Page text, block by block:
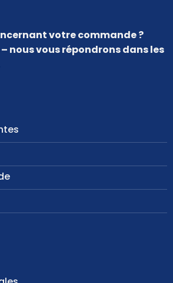
votre commande ?
nous vous répondrons dans les